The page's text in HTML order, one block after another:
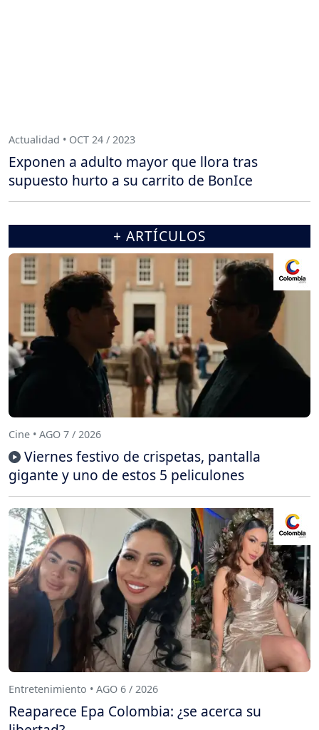
Actualidad • OCT 24 / 2023
Exponen a adulto mayor que llora tras
supuesto hurto a su carrito de BonIce
+ ARTÍCULOS
Cine • AGO 7 / 2026
Viernes festivo de crispetas, pantalla
gigante y uno de estos 5 peliculones
Entretenimiento • AGO 6 / 2026
Reaparece Epa Colombia: ¿se acerca su